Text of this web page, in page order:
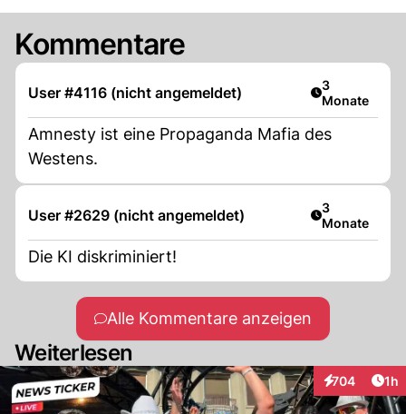
Kommentare
User #4116 (nicht angemeldet) Artikel
3
Monate
Amnesty ist eine Propaganda Mafia des
Westens.
User #2629 (nicht angemeldet) Artikel
3
Monate
Die KI diskriminiert!
Alle Kommentare anzeigen
Weiterlesen
704
Interaktionen
1h